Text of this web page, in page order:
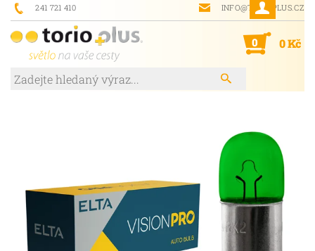
241 721 410 INFO@TORIOPLUS.CZ
0 0 Kč